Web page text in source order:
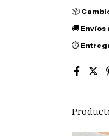
📦
🚚 Envíos
⏱